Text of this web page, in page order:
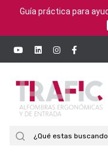
Guía práctica para